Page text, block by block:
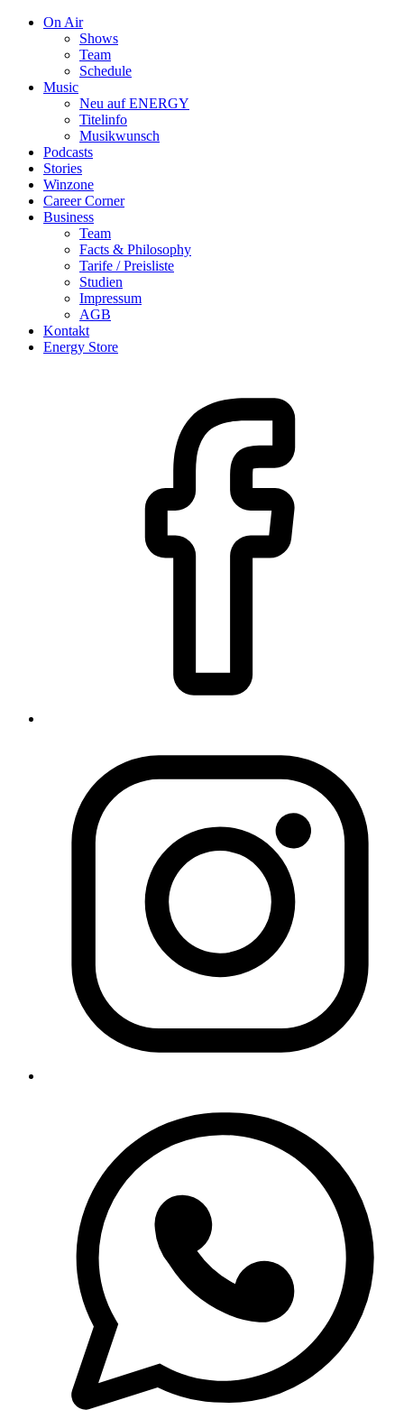
On Air
Shows
Team
Schedule
Music
Neu auf ENERGY
Titelinfo
Musikwunsch
Podcasts
Stories
Winzone
Career Corner
Business
Team
Facts & Philosophy
Tarife / Preisliste
Studien
Impressum
AGB
Kontakt
Energy Store